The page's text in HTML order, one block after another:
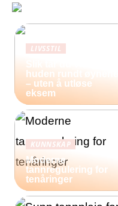
LIVSSTIL
huden rundt øynene
– uten å utløse
eksem
KUNNSKAP
Moderne
tannregulering for
tenåringer